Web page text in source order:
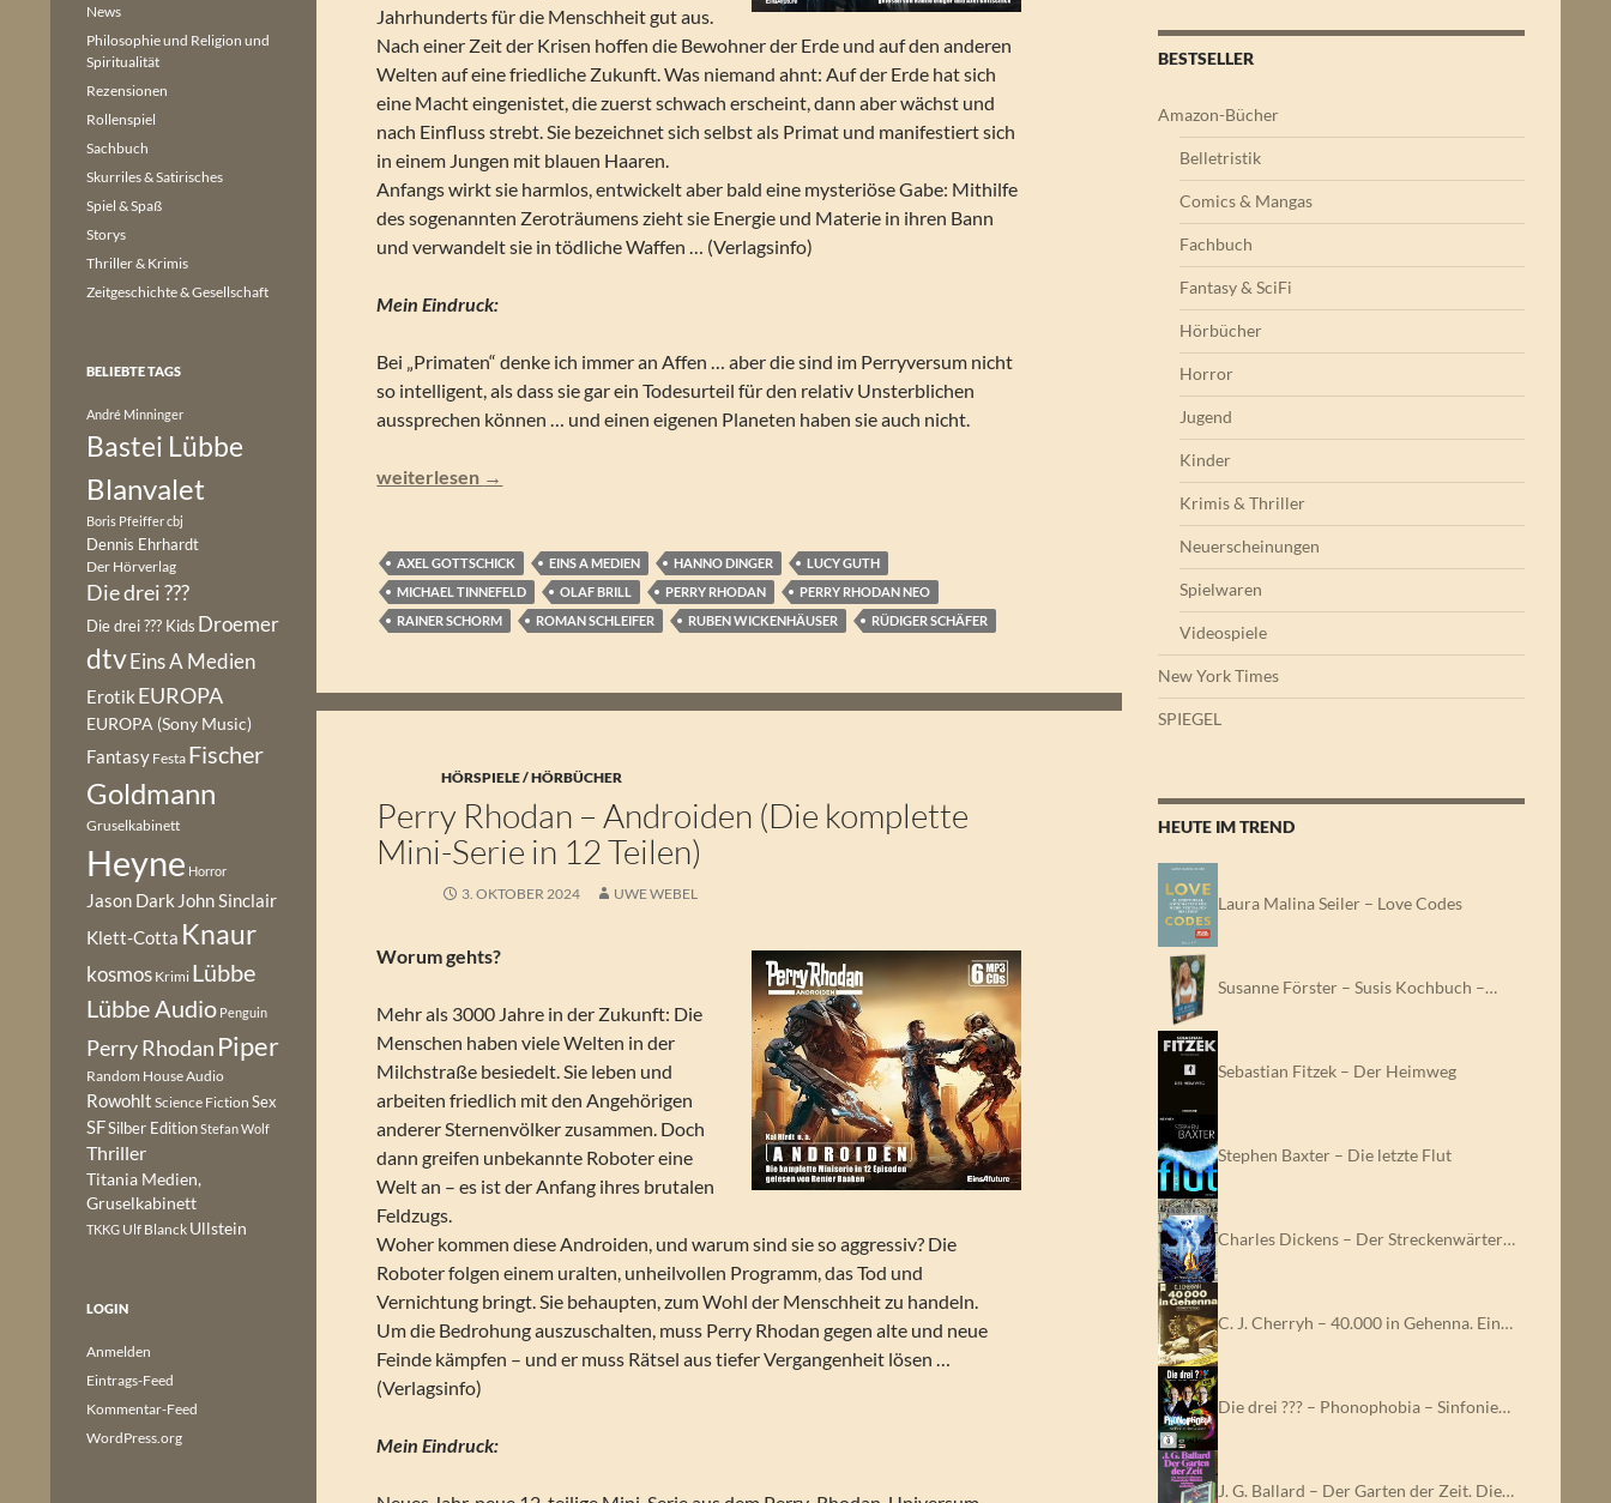
Jahrhunderts für die Menschheit gut aus.
Nach einer Zeit der Krisen hoffen die Bewohner der Erde und auf den anderen
Welten auf eine friedliche Zukunft. Was niemand ahnt: Auf der Erde hat sich
eine Macht eingenistet, die zuerst schwach erscheint, dann aber wächst und
nach Einfluss strebt. Sie bezeichnet sich selbst als Primat und manifestiert sich
in einem Jungen mit blauen Haaren.
Anfangs wirkt sie harmlos, entwickelt aber bald eine mysteriöse Gabe: Mithilfe
des sogenannten Zeroträumens zieht sie Energie und Materie in ihren Bann
und verwandelt sie in tödliche Waffen … (Verlagsinfo)
Mein Eindruck:
Bei „Primaten“ denke ich immer an Affen … aber die sind im Perryversum nicht
so intelligent, als dass sie gar ein Todesurteil für den relativ Unsterblichen
aussprechen können … und einen eigenen Planeten haben sie auch nicht.
Perry Rhodan NEO – PRIMAT (Folgen 330-339)
weiterlesen →
AXEL GOTTSCHICK EINS A MEDIEN HANNO DINGER
LUCY GUTH
MICHAEL TINNEFELD
OLAF BRILL PERRY RHODAN
PERRY RHODAN NEO
RAINER SCHORM
ROMAN SCHLEIFER RUBEN WICKENHÄUSER RÜDIGER SCHÄFER
HÖRSPIELE / HÖRBÜCHER
Perry Rhodan – Androiden (Die komplette
Mini-Serie in 12 Teilen)
3. OKTOBER 2024 UWE WEBEL
Worum gehts?
Mehr als 3000 Jahre in der Zukunft: Die
Menschen haben viele Welten in der
Milchstraße besiedelt. Sie leben und
arbeiten friedlich mit den Angehörigen
anderer Sternenvölker zusammen. Doch
dann greifen unbekannte Roboter eine
Welt an – es ist der Anfang ihres brutalen
Feldzugs.
Woher kommen diese Androiden, und warum sind sie so aggressiv? Die
Roboter folgen einem uralten, unheilvollen Programm, das Tod und
Vernichtung bringt. Sie behaupten, zum Wohl der Menschheit zu handeln.
Um die Bedrohung auszuschalten, muss Perry Rhodan gegen alte und neue
Feinde kämpfen – und er muss Rätsel aus tiefer Vergangenheit lösen …
(Verlagsinfo)
Mein Eindruck:
BESTSELLER
Amazon-Bücher
Belletristik
Comics & Mangas
Fachbuch
Fantasy & SciFi
Hörbücher
Horror
Jugend
Kinder
Krimis & Thriller
Neuerscheinungen
Spielwaren
Videospiele
New York Times
SPIEGEL
HEUTE IM TREND
Laura Malina Seiler – Love Codes
Susanne Förster – Susis Kochbuch –…
Sebastian Fitzek – Der Heimweg
Stephen Baxter – Die letzte Flut
Charles Dickens – Der Streckenwärter…
C. J. Cherryh – 40.000 in Gehenna. Ein…
Die drei ??? – Phonophobia – Sinfonie…
J. G. Ballard – Der Garten der Zeit. Die…
News
Philosophie und Religion und
Spiritualität
Rezensionen
Rollenspiel
Sachbuch
Skurriles & Satirisches
Spiel & Spaß
Storys
Thriller & Krimis
Zeitgeschichte & Gesellschaft
BELIEBTE TAGS
André Minninger
Bastei Lübbe
Blanvalet
Boris Pfeiffercbj
Dennis Ehrhardt
Der Hörverlag
Die drei ???
Die drei ??? Kids Droemer
dtvEins A Medien
Erotik EUROPA
EUROPA (Sony Music)
Fantasy Festa Fischer
Goldmann
Gruselkabinett
Heyne Horror
Jason Dark John Sinclair
Klett-Cotta Knaur
kosmos Krimi Lübbe
Lübbe Audio Penguin
Perry Rhodan Piper
Random House Audio
Rowohlt Science Fiction Sex
SFSilber EditionStefan Wolf
Thriller
Titania Medien,
Gruselkabinett
TKKG Ulf Blanck Ullstein
LOGIN
Anmelden
Eintrags-Feed
Kommentar-Feed
WordPress.org